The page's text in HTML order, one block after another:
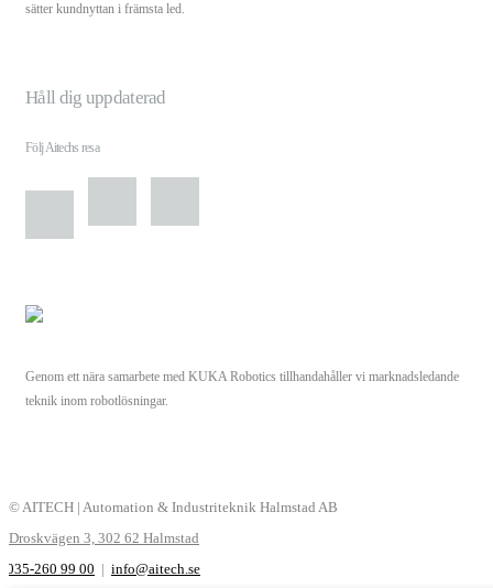
sätter kundnyttan i främsta led.
Håll dig uppdaterad
Följ Aitechs resa
Genom ett nära samarbete med KUKA Robotics tillhandahåller vi marknadsledande
teknik inom robotlösningar.
© AITECH | Automation & Industriteknik Halmstad AB
Droskvägen 3, 302 62 Halmstad
035-260 99 00 | info@aitech.se